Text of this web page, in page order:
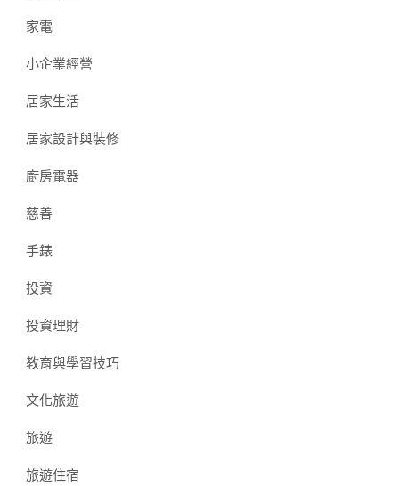
家電
小企業經營
居家生活
居家設計與裝修
廚房電器
慈善
手錶
投資
投資理財
教育與學習技巧
文化旅遊
旅遊
旅遊住宿